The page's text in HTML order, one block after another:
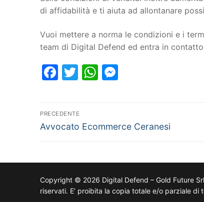
di affidabilità e ti aiuta ad allontanare
Vuoi mettere a norma le condizioni e i
team di Digital Defend ed entra in
Facebook
TwitterWhatsApp
PRECEDENTE
Avvocato Ecommerce Ceranesi
Copyright © 2026 Digital Defend – Gold Future
riservati. E’ proibita la copia totale e/o parziale